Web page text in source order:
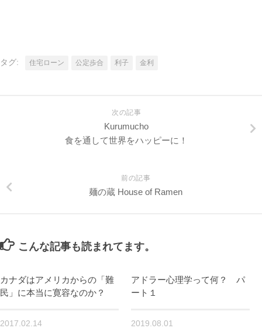
タグ: 住宅ローン 公定歩合 利子 金利
次の記事
Kurumucho
食を通して世界をハッピーに！
前の記事
麺の蔵 House of Ramen
こんな記事も読まれてます。
カナダはアメリカからの「難
民」に本当に寛容なのか？
2017.02.14
アドラー心理学って何？ パ
ート１
2019.08.01